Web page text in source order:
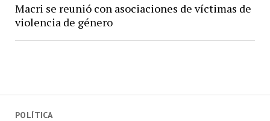
POLÍTICA
Macri se reunió con asociaciones de víctimas de
violencia de género